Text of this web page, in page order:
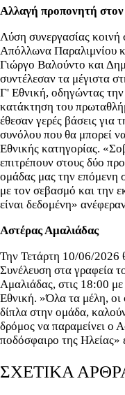
Αλλαγή προπονητή
Λύση συνεργασίας κοινή
Απόλλωνα Παραλιμνίου
Γιώργο Βαλούντο και
συντέλεσαν τα μέγιστα
Γ' Εθνική, οδηγώντας
κατάκτηση του
έθεσαν γερές βάσεις για
συνόλου που θα μπορεί
Εθνικής κατηγορίας.
επιτρέπουν στους δύο
ομάδας μας την επόμενη
με τον σεβασμό και την
είναι δεδομένη»
Αστέρας Αμαλιάδας
Την Τετάρτη 10/06/2026
Συνέλευση στα γραφεία
Αμαλιάδας, στις 18:00
Εθνική. »Όλα τα μέλη, οι
δίπλα στην ομάδα,
δρόμος να παραμείνει ο
ποδόσφαιρο της Ηλείας»
ΣΧΕΤΙΚΑ